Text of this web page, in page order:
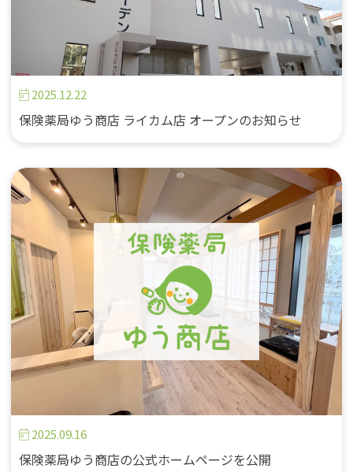
2025.12.22
保険薬局ゆう商店 ライカム店 オープンのお知らせ
2025.09.16
保険薬局ゆう商店の公式ホームページを公開